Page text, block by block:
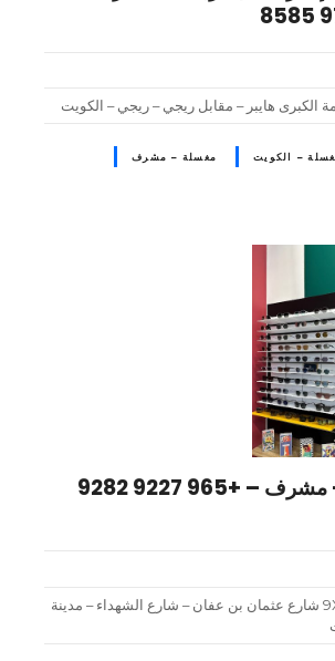
الكبرى هايبر – مقابل ريجي – ريجي – الكويت
– الكويت مغسلة – مشرف
9XFP + HM7 شارع عثمان بن عفان – شارع الشهداء – مدينة